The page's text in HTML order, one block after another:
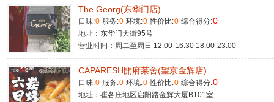
The Georg(东华门店)
口味:0 服务:0 环境:0 性价比:0 综合得分:0
地址：东华门大街95号
营业时间：周二至周日 12:00-16:30 18:00-23:00
CAPARESH開府莱舍(望京金辉店)
口味:0 服务:0 环境:0 性价比:0 综合得分:0
地址：崔各庄地区启阳路金辉大厦B101室